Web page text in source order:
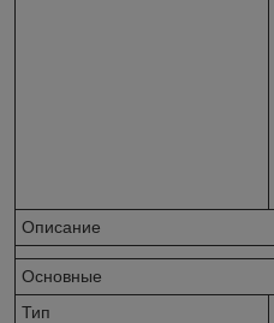
Описание
Основные
Тип